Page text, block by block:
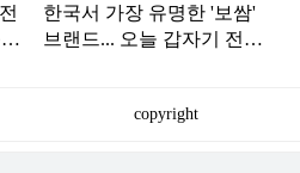
한국서 가장 유명한 '보쌈'
브랜드... 오늘 갑자기 전해
copyright